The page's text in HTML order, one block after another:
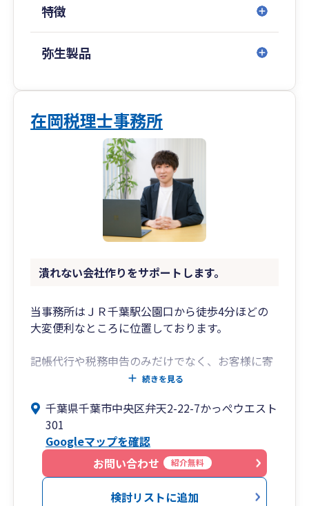
特徴
弥生製品
在岡税理士事務所
潰れない会社作りをサポートします。
当事務所はＪＲ千葉駅公園口から徒歩4分ほどの
大変便利なところに位置しております。
記帳代行や税務申告のみだけでなく、お客様に寄
り添ったアドバイスをさせていただいておりま
従業員10人以下の法人、個人事業主のサポートを
得意としております。
担当も無資格者ではなく、私自らご対応させてい
ただきますので、ご安心ください。
続きを見る
千葉県千葉市中央区弁天2-22-7かっぺウエスト
301
Googleマップを確認
お問い合わせ
紹介無料
検討リストに追加